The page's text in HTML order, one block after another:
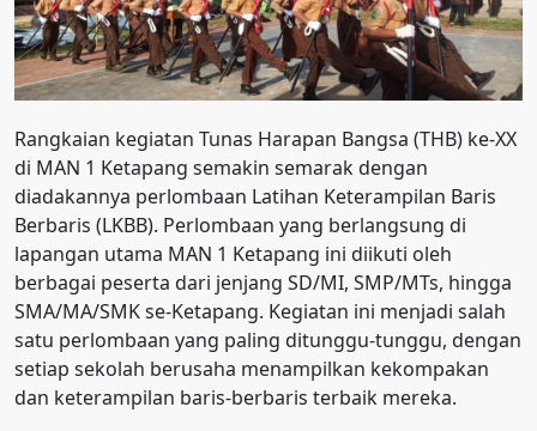
Rangkaian kegiatan Tunas Harapan Bangsa (THB) ke-XX
di MAN 1 Ketapang semakin semarak dengan
diadakannya perlombaan Latihan Keterampilan Baris
Berbaris (LKBB). Perlombaan yang berlangsung di
lapangan utama MAN 1 Ketapang ini diikuti oleh
berbagai peserta dari jenjang SD/MI, SMP/MTs, hingga
SMA/MA/SMK se-Ketapang. Kegiatan ini menjadi salah
satu perlombaan yang paling ditunggu-tunggu, dengan
setiap sekolah berusaha menampilkan kekompakan
dan keterampilan baris-berbaris terbaik mereka.